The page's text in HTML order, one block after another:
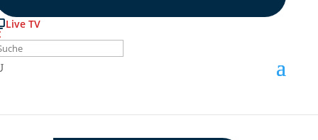
Live TVDienstag